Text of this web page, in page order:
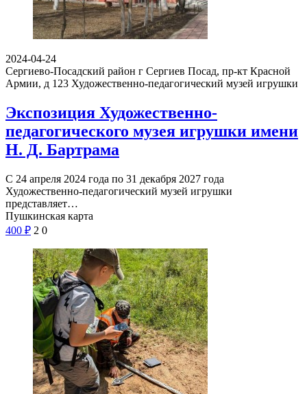
2024-04-24
Сергиево-Посадский район г Сергиев Посад, пр-кт Красной
Армии, д 123 Художественно-педагогический музей игрушки
Экспозиция Художественно-
педагогического музея игрушки имени
Н. Д. Бартрама
С 24 апреля 2024 года по 31 декабря 2027 года
Художественно-педагогический музей игрушки
представляет…
Пушкинская карта
400 ₽ 2 0